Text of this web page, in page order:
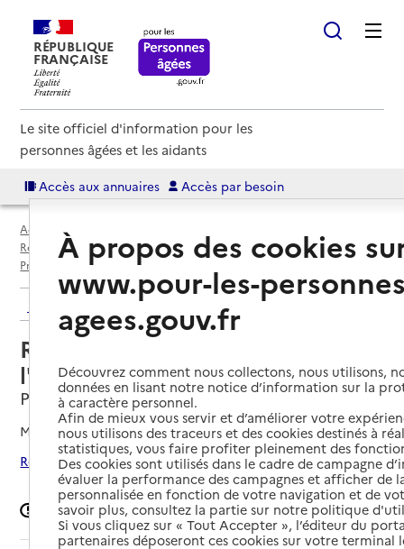
RÉPUBLIQUE
FRANÇAISE
Le site officiel d'information pour les
personnes âgées et les aidants
Accès aux annuaires Accès par besoin
Accueil
Résidences autonomie par département
Loire-Atlantique (44)
Préfailles
Résidence autonomie MARPA de l'Estran
Retour aux résultats de l'annuaire
Résidence autonomie MARPA de
l'Estran
Préfailles, LOIRE-ATLANTIQUE
Mis à jour le16/04/2025
Rechercher les établissements autour de Préfailles
Signaler une erreur
À propos des cookies
www.pour-les-
agees.gouv.fr
Découvrez comment nous collectons, nous utilisons,
données en lisant notre notice d’information sur la
à caractère personnel.
Afin de mieux vous servir et d’améliorer votre
nous utilisons des traceurs et des cookies destinés à
statistiques, vous faire profiter pleinement des
Des cookies sont utilisés dans le cadre de campagne
évaluer la performance des campagnes et afficher de
personnalisée en fonction de votre navigation et de
savoir plus, consultez la partie sur notre politique
Si vous cliquez sur « Tout Accepter », l’éditeur du
partenaires déposeront ces cookies sur votre terminal